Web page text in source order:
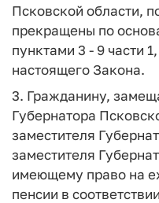
Псковской области,
прекращены по
пунктами 3 - 9 части
настоящего Закона.
3. Гражданину,
Губернатора
заместителя
заместителя
имеющему право на
пенсии в